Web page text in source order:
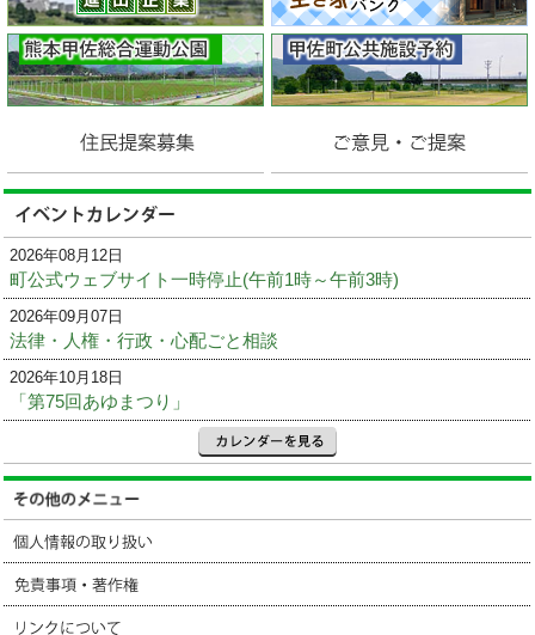
2026年08月12日
町公式ウェブサイト一時停止(午前1時～午前3時)
2026年09月07日
法律・人権・行政・心配ごと相談
2026年10月18日
「第75回あゆまつり」